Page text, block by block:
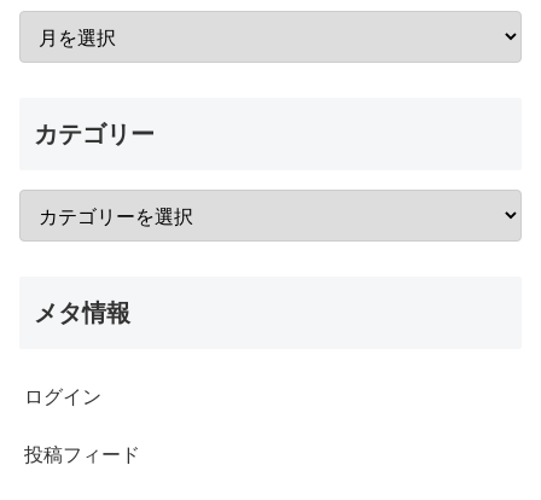
カテゴリー
メタ情報
ログイン
投稿フィード